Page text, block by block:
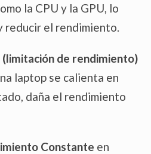
la CPU y la GPU, lo
reducir el rendimiento.
(limitación de rendimiento)
laptop se calienta en
daña el rendimiento
Constante en